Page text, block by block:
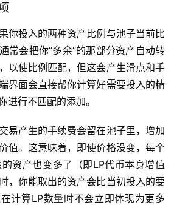
你投入的两种资产比例与池子当前比
常会把你“多余”的那部分资产自动转
以使比例匹配，但这会产生滑点和手
界面会直接帮你计算好需要投入的精
进行不匹配的添加。
易产生的手续费会留在池子里，增加
值。这意味着，即使价格没变，每个
资产也变多了（即LP代币本身增值
，你能取出的资产会比当初投入的要
计算LP数量时不会立即体现为更多